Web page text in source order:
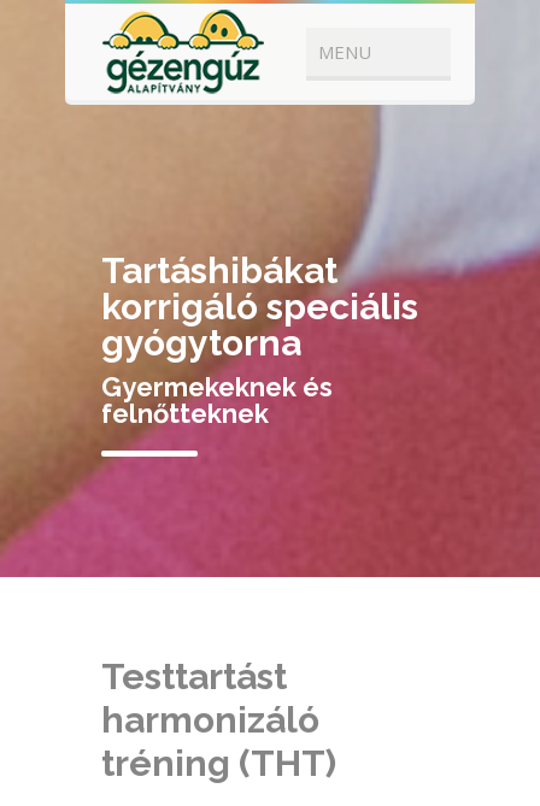
Tartáshibákat
korrigáló speciális
gyógytorna
Gyermekeknek és
felnőtteknek
Testtartást
harmonizáló
tréning (THT)